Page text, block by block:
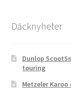
Däcknyheter
Dunlop
touring
Metzeler